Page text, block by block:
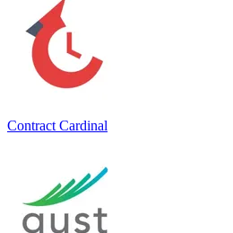
Contract Cardinal